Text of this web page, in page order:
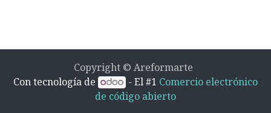
Copyright © Areformarte
Con tecnología de
- El #1 Comercio electrónico
de código abierto